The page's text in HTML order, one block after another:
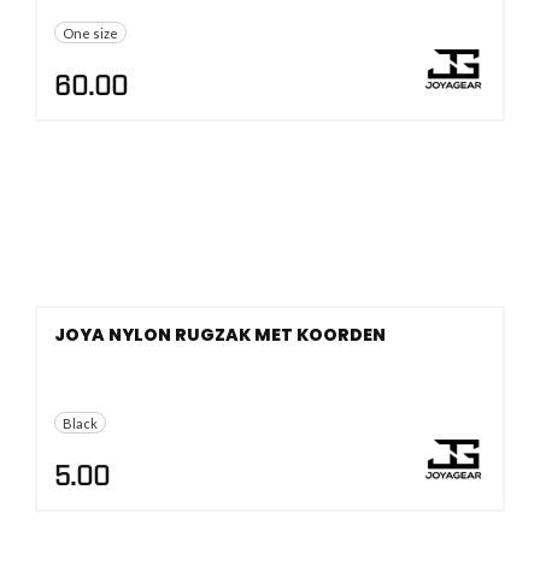
One size
60.00
Black
JOYA NYLON RUGZAK MET KOORDEN
5.00